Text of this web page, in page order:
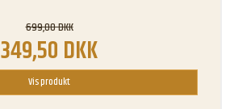
699,00 DKK
349,50 DKK
Vis produkt